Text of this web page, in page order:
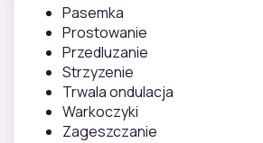
Pasemka
Prostowanie
Przedluzanie
Strzyzenie
Trwala ondulacja
Warkoczyki
Zageszczanie